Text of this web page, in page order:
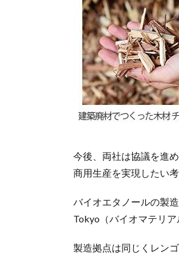
今後、両社は協議を進
商用生産を実現したい
バイオエタノールの製
Tokyo（バイオマテリ
製造拠点は同じくレン